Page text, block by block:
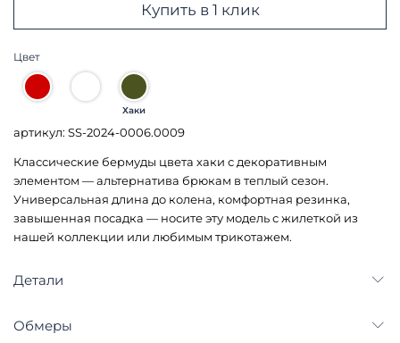
Купить в 1 клик
Цвет
Хаки
артикул: SS-2024-0006.0009
Классические бермуды цвета хаки с декоративным
элементом — альтернатива брюкам в теплый сезон.
Универсальная длина до колена, комфортная резинка,
завышенная посадка — носите эту модель с жилеткой из
нашей коллекции или любимым трикотажем.
Детали
Обмеры